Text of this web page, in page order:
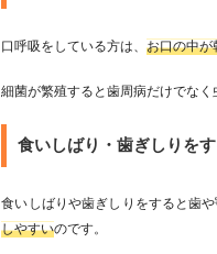
口呼吸をしている方は、お口の中が
細菌が繁殖すると歯周病だけでな
食いしばり・歯ぎしりを
食いしばりや歯ぎしりをすると歯
しやすいのです。